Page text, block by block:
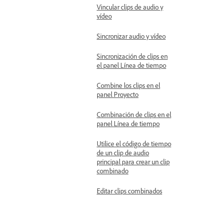
Vincular clips de audio y
vídeo
Sincronizar audio y vídeo
Sincronización de clips en
el panel Línea de tiempo
Combine los clips en el
panel Proyecto
Combinación de clips en el
panel Línea de tiempo
Utilice el código de tiempo
de un clip de audio
principal para crear un clip
combinado
Editar clips combinados